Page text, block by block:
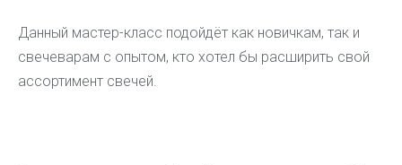
Данный мастер-класс подойдёт как новичкам, так и
свечеварам с опытом, кто хотел бы расширить свой
ассортимент свечей.